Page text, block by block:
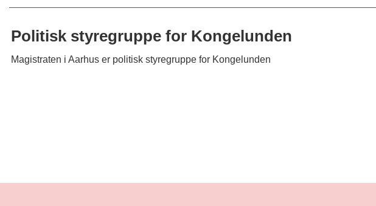
Politisk styregruppe for Kongelunden
Magistraten i Aarhus er politisk styregruppe for Kongelunden